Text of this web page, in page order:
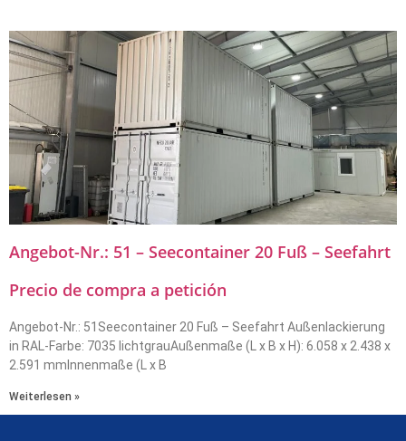
Angebot-Nr.: 51 – Seecontainer 20 Fuß – Seefahrt
Precio de compra a petición
Angebot-Nr.: 51Seecontainer 20 Fuß – Seefahrt Außenlackierung
in RAL-Farbe: 7035 lichtgrauAußenmaße (L x B x H): 6.058 x 2.438 x
2.591 mmInnenmaße (L x B
Weiterlesen »